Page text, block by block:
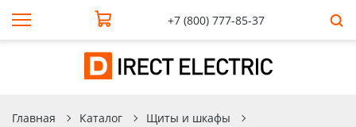
+7 (800) 777-85-37
Главная Каталог
Щиты и шкафы